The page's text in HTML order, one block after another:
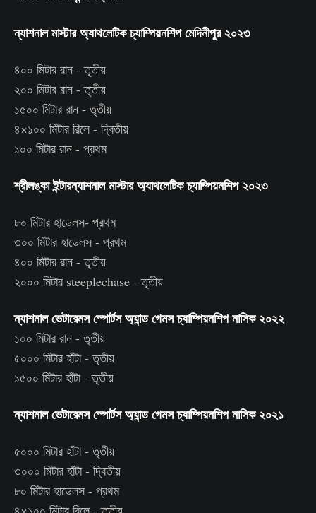
ন্যাশনাল মাস্টার অ্যাথলেটিক চ্যাম্পিয়নশিপ মেদিনীপুর ২০২৩
৪০০ মিটার রান - তৃতীয়
২০০ মিটার রান - তৃতীয়
১৫০০ মিটার রান - তৃতীয়
৪×১০০ মিটার রিলে - দ্বিতীয়
১০০ মিটার রান - প্রথম
শ্রীলঙ্কা ইন্টারন্যাশনাল মাস্টার অ্যাথলেটিক চ্যাম্পিয়নশিপ ২০২৩
৮০ মিটার হাডেলস- প্রথম
৩০০ মিটার হাডেলস - প্রথম
৪০০ মিটার রান - তৃতীয়
২০০০ মিটার steeplechase - তৃতীয়
ন্যাশনাল ভেটারেনস স্পোর্টস অ্যান্ড গেমস চ্যাম্পিয়নশিপ নাসিক ২০২২
১০০ মিটার রান - তৃতীয়
৫০০০ মিটার হাঁটা - তৃতীয়
১৫০০ মিটার হাঁটা - তৃতীয়
ন্যাশনাল ভেটারেনস স্পোর্টস অ্যান্ড গেমস চ্যাম্পিয়নশিপ নাসিক ২০২১
৫০০০ মিটার হাঁটা - তৃতীয়
৩০০০ মিটার হাঁটা - দ্বিতীয়
৮০ মিটার হাডেলস - প্রথম